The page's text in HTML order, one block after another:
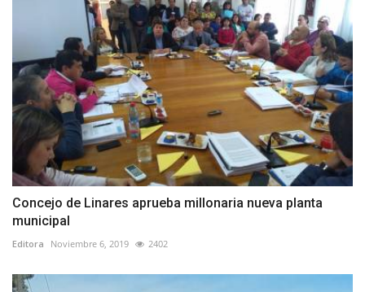
Concejo de Linares aprueba millonaria nueva planta
municipal
Editora Noviembre 6, 2019 2402